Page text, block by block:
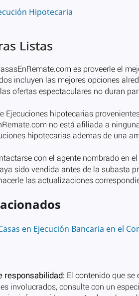
Hipotecaria
en Ejecución Bancaria en el